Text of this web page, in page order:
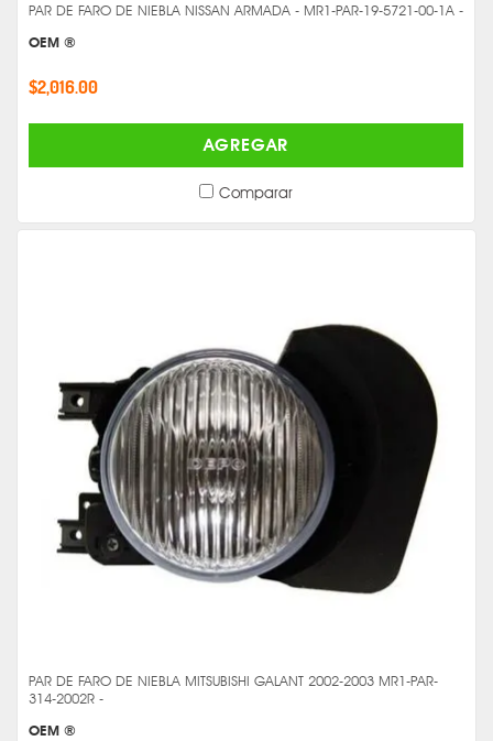
PAR DE FARO DE NIEBLA NISSAN ARMADA - MR1-PAR-19-5721-00-1A -
OEM ®
$2,016.00
AGREGAR
Comparar
PAR DE FARO DE NIEBLA MITSUBISHI GALANT 2002-2003 MR1-PAR-
314-2002R -
OEM ®